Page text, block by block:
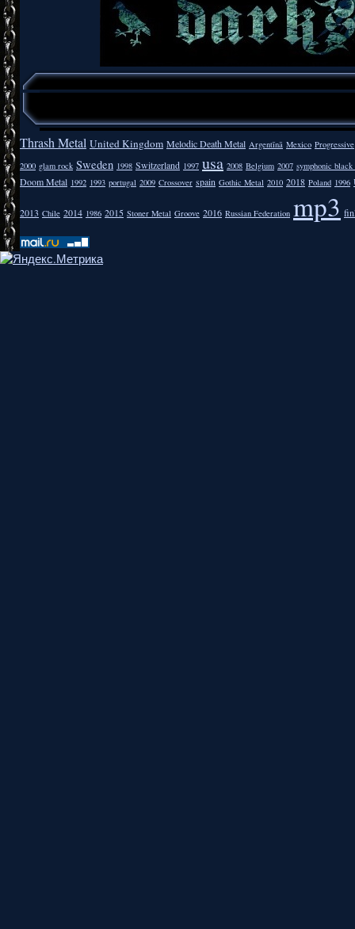
Thrash Metal United Kingdom Melodic Death Metal Argentīnā Mexico Progressive
2000 glam rock Sweden 1998 Switzerland 1997 usa 2008 Belgium 2007 symphonic
Doom Metal 1992 1993 portugal 2009 Crossover spain Gothic Metal 2010 2018 Poland 1996
2013 Chile 2014 1986 2015 Stoner Metal Groove 2016 Russian Federation mp3